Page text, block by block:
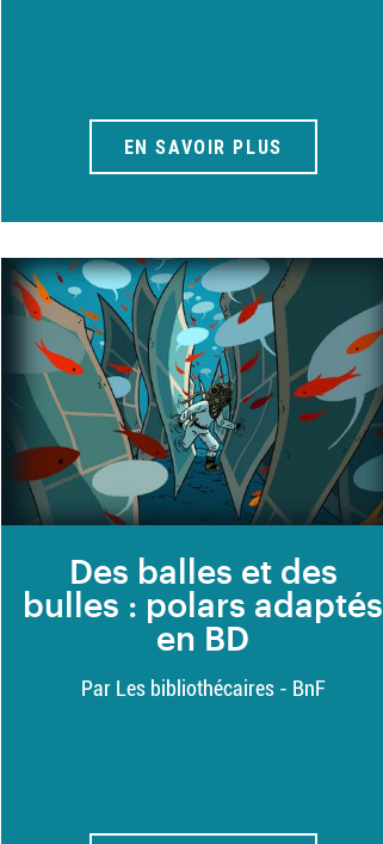
EN SAVOIR PLUS
Des balles et des
bulles : polars adaptés
en BD
Par Les bibliothécaires - BnF